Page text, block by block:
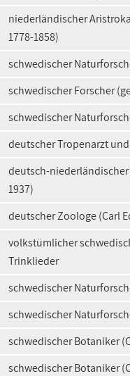
niederländischer
1778-1858)
schwedischer
schwedischer Forscher
schwedischer
deutscher Tropenarzt
deutsch-niederländischer
1937)
deutscher Zoologe (Carl
volkstümlicher
Trinklieder
schwedischer
schwedischer
schwedischer Botaniker
schwedischer Botaniker